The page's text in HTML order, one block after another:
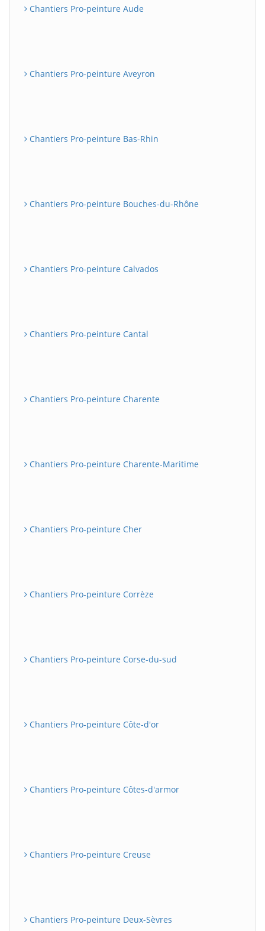
Chantiers Pro-peinture Aude
Chantiers Pro-peinture Aveyron
Chantiers Pro-peinture Bas-Rhin
Chantiers Pro-peinture Bouches-du-Rhône
Chantiers Pro-peinture Calvados
Chantiers Pro-peinture Cantal
Chantiers Pro-peinture Charente
Chantiers Pro-peinture Charente-Maritime
Chantiers Pro-peinture Cher
Chantiers Pro-peinture Corrèze
Chantiers Pro-peinture Corse-du-sud
Chantiers Pro-peinture Côte-d'or
Chantiers Pro-peinture Côtes-d'armor
Chantiers Pro-peinture Creuse
Chantiers Pro-peinture Deux-Sèvres